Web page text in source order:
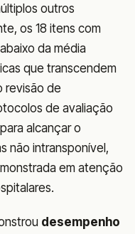
outros
os 18 itens com
da média
que transcendem
revisão de
de avaliação
alcançar o
não intransponível,
em atenção
desempenho